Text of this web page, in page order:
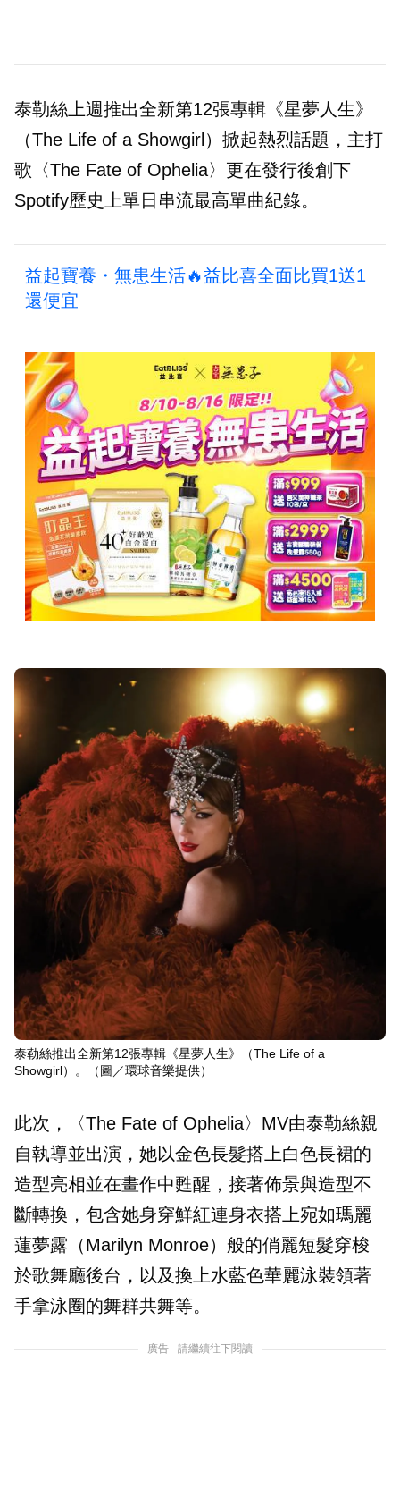
泰勒絲上週推出全新第12張專輯《星夢人生》
（The Life of a Showgirl）掀起熱烈話題，主打
歌〈The Fate of Ophelia〉更在發行後創下
Spotify歷史上單日串流最高單曲紀錄。
益起寶養・無患生活🔥益比喜全面比買1送1
還便宜
泰勒絲推出全新第12張專輯《星夢人生》（The Life of a
Showgirl）。（圖／環球音樂提供）
此次，〈The Fate of Ophelia〉MV由泰勒絲親
自執導並出演，她以金色長髮搭上白色長裙的
造型亮相並在畫作中甦醒，接著佈景與造型不
斷轉換，包含她身穿鮮紅連身衣搭上宛如瑪麗
蓮夢露（Marilyn Monroe）般的俏麗短髮穿梭
於歌舞廳後台，以及換上水藍色華麗泳裝領著
手拿泳圈的舞群共舞等。
廣告 - 請繼續往下閱讀